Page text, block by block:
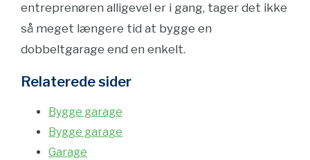
entreprenøren alligevel er i gang, tager det ikke
så meget længere tid at bygge en
dobbeltgarage end en enkelt.
Relaterede sider
Bygge garage
Bygge garage
Garage